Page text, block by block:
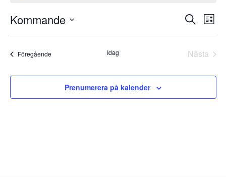
and
Sök
Lista
Kommande
FöregåendeEvenemang Idag
Nästa
Prenumerera på kalender